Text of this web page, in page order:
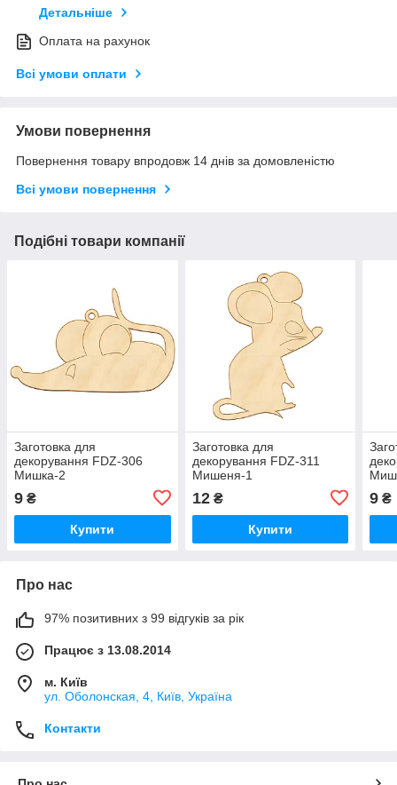
Детальніше
Оплата на рахунок
Всі умови оплати
Умови повернення
Повернення товару впродовж 14 днів за домовленістю
Всі умови повернення
Подібні товари компанії
Заготовка для
декорування FDZ-306
Мишка-2
9 ₴
Купити
Заготовка для
декорування FDZ-311
Мишеня-1
12₴
Купити
9 ₴
Про нас
97% позитивних з 99 відгуків за рік
Працює з 13.08.2014
м. Київ
ул. Оболонская, 4, Київ, Україна
Контакти